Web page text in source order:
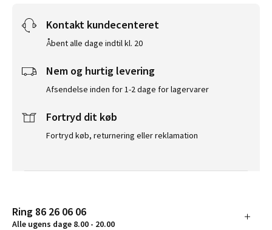
Kontakt kundecenteret
Åbent alle dage indtil kl. 20
Nem og hurtig levering
Afsendelse inden for 1-2 dage for lagervarer
Fortryd dit køb
Fortryd køb, returnering eller reklamation
Ring 86 26 06 06
Alle ugens dage 8.00 - 20.00